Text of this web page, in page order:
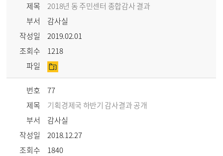
제목
2018년 동 주민센터 종합감사 결과
부서
감사실
작성일
2019.02.01
조회수
1218
파일
번호
77
제목
기획경제국 하반기 감사결과 공개
부서
감사실
작성일
2018.12.27
조회수
1840